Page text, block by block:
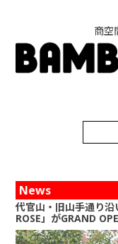
商空
索:
News
代官山・旧山手通り
ROSE」がGRAND